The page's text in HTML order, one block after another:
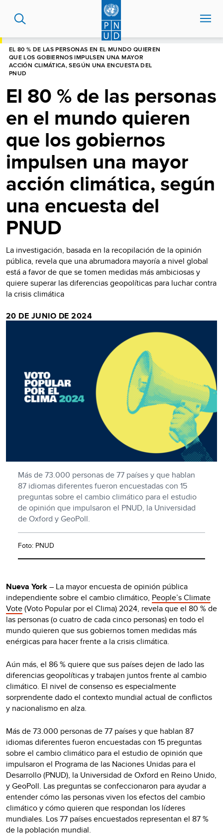
contenido
principal
EL 80 % DE LAS PERSONAS EN EL MUNDO QUIEREN
QUE LOS GOBIERNOS IMPULSEN UNA MAYOR
ACCIÓN CLIMÁTICA, SEGÚN UNA ENCUESTA DEL
PNUD
El 80 % de las personas
en el mundo quieren
que los gobiernos
impulsen una mayor
acción climática, según
una encuesta del
PNUD
La investigación, basada en la recopilación de la opinión
pública, revela que una abrumadora mayoría a nivel global
está a favor de que se tomen medidas más ambiciosas y
quiere superar las diferencias geopolíticas para luchar contra
la crisis climática
20 DE JUNIO DE 2024
Más de 73.000 personas de 77 países y que hablan
87 idiomas diferentes fueron encuestadas con 15
preguntas sobre el cambio climático para el estudio
de opinión que impulsaron el PNUD, la Universidad
de Oxford y GeoPoll.
Foto: PNUD
Nueva York– La mayor encuesta de opinión pública
independiente sobre el cambio climático, People’s Climate
Vote(Voto Popular por el Clima) 2024, revela que el 80 % de
las personas (o cuatro de cada cinco personas) en todo el
mundo quieren que sus gobiernos tomen medidas más
enérgicas para hacer frente a la crisis climática.
Aún más, el 86 % quiere que sus países dejen de lado las
diferencias geopolíticas y trabajen juntos frente al cambio
climático. El nivel de consenso es especialmente
sorprendente dado el contexto mundial actual de conflictos
y nacionalismo en alza.
Más de 73.000 personas de 77 países y que hablan 87
idiomas diferentes fueron encuestadas con 15 preguntas
sobre el cambio climático para el estudio de opinión que
impulsaron el Programa de las Naciones Unidas para el
Desarrollo (PNUD), la Universidad de Oxford en Reino Unido,
y GeoPoll. Las preguntas se confeccionaron para ayudar a
entender cómo las personas viven los efectos del cambio
climático y cómo quieren que respondan los líderes
mundiales. Los 77 países encuestados representan el 87 %
de la población mundial.